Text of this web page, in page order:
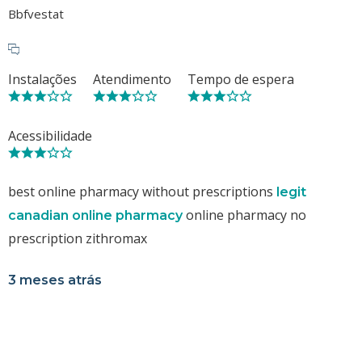
Bbfvestat
Instalações Atendimento Tempo de espera
Acessibilidade
best online pharmacy without prescriptions legit
canadian online pharmacyonline pharmacy no
prescription zithromax
3 meses atrás